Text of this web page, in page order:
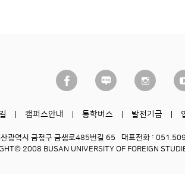
캠퍼스안내 통학버스 발전기금
광역시 금정구 금샘로485번길 65 대표전화 :
2008 BUSAN UNIVERSITY OF FOREIGN